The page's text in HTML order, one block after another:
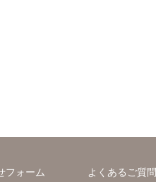
フォーム よくあるご質問